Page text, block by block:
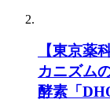
【東京薬
カニズム
酵素「